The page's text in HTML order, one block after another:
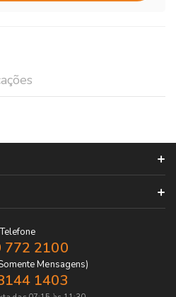
Telefone
772 2100
Mensagens)
1403